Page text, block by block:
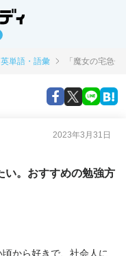
英単語・語彙 「魔女の宅急
2023年3月31日
い。おすすめの勉強方
から好きで、社会人に